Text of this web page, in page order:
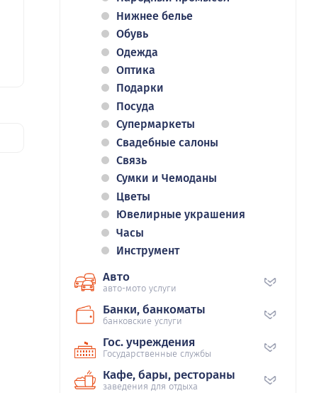
Нижнее белье
Обувь
Одежда
Оптика
Подарки
Посуда
Супермаркеты
Свадебные салоны
Связь
Сумки и Чемоданы
Цветы
Ювелирные украшения
Часы
Инструмент
Авто
авто-мото услуги
Банки, банкоматы
банковские услуги
Гос. учреждения
Государственные службы
Кафе, бары, рестораны
заведения для отдыха